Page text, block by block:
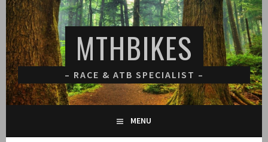
Spring
naar
inhoud
MTHBIKES
– RACE & ATB SPECIALIST –
MENU